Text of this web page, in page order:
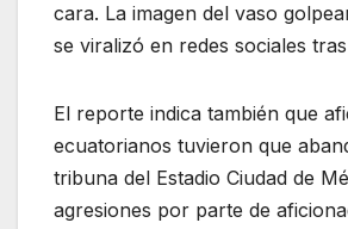
cara. La imagen del vaso
se viralizó en redes sociales
El reporte indica también que
ecuatorianos tuvieron que
tribuna del Estadio Ciudad de
agresiones por parte de